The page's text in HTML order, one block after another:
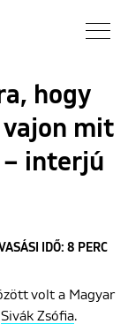
hogy
mit
– interjú
IDŐ: 8 PERC
volt a Magyar
Sivák Zsófia.